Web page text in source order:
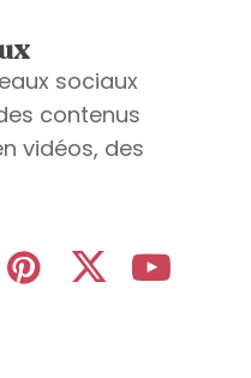
sociaux
contenus
vidéos, des